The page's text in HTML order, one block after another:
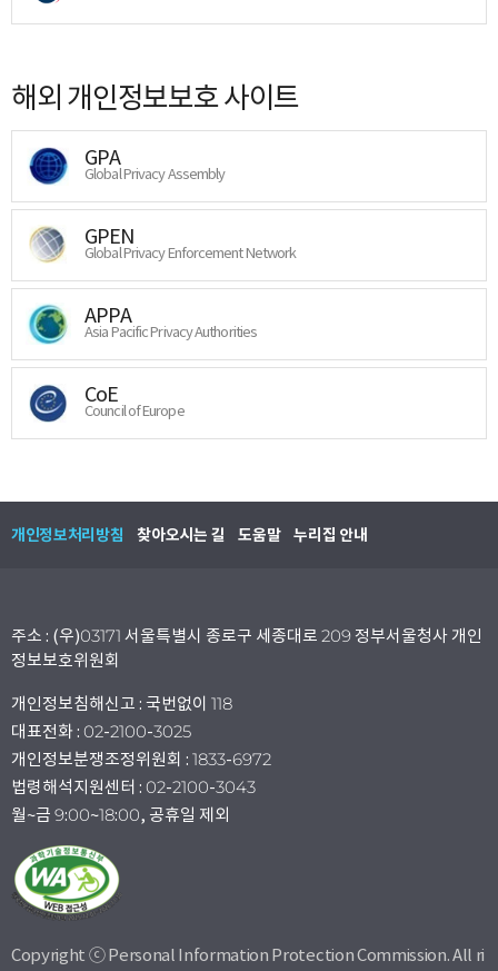
해외 개인정보보호 사이트
GPA
Global Privacy Assembly
GPEN
Global Privacy Enforcement Network
APPA
Asia Pacific Privacy Authorities
CoE
Council of Europe
개인정보처리방침 찾아오시는 길 도움말 누리집 안내
주소 : (우)03171 서울특별시 종로구 세종대로 209 정부서울청사 개인
정보보호위원회
개인정보침해신고 : 국번없이 118
대표전화 : 02-2100-3025
개인정보분쟁조정위원회 : 1833-6972
법령해석지원센터 : 02-2100-3043
월~금 9:00~18:00, 공휴일 제외
Copyright ⓒ Personal Information Protection Commission. All ri